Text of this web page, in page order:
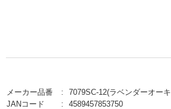
メーカー品番
7079SC-12(ラベンダーオーキ
JANコード
4589457853750